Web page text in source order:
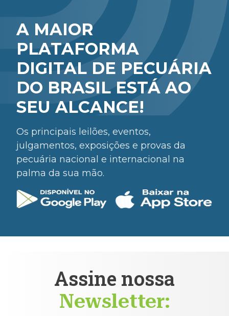
A MAIOR
PLATAFORMA
DIGITAL DE PECUÁRIA
DO BRASIL ESTÁ AO
SEU ALCANCE!
Os principais leilões, eventos,
julgamentos, exposições e provas da
pecuária nacional e internacional na
palma da sua mão.
Assine nossa
Newsletter: